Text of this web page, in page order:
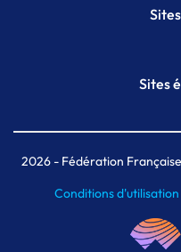
Sites
MAIF
2026- Fédération
Conditions